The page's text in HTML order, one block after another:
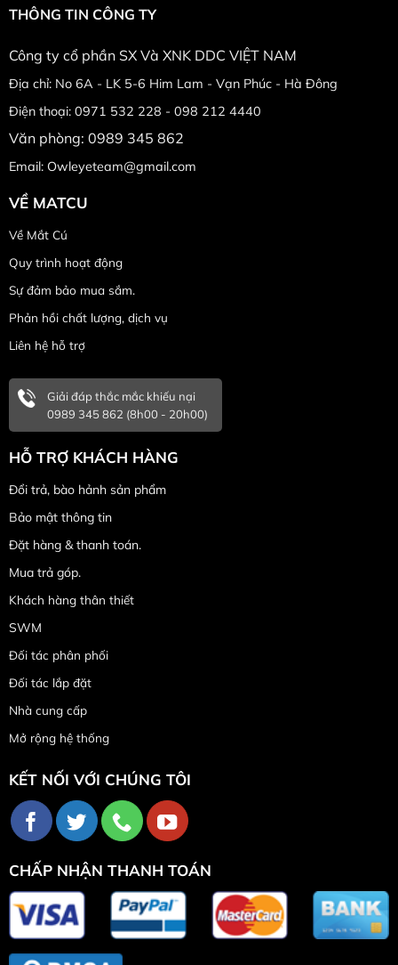
THÔNG TIN CÔNG TY
Công ty cổ phần SX Và XNK DDC VIỆT NAM
Địa chỉ: No 6A - LK 5-6 Him Lam - Vạn Phúc - Hà Đông
Điện thoại: 0971 532 228 - 098 212 4440
Văn phòng: 0989 345 862
Email: Owleyeteam@gmail.com
VỀ MATCU
Về Mắt Cú
Quy trình hoạt động
Sự đảm bảo mua sắm.
Phản hồi chất lượng, dịch vụ
Liên hệ hỗ trợ
Giải đáp thắc mắc khiếu nại
0989 345 862 (8h00 - 20h00)
HỖ TRỢ KHÁCH HÀNG
Đổi trả, bào hảnh sản phẩm
Bảo mật thông tin
Đặt hàng & thanh toán.
Mua trả góp.
Khách hàng thân thiết
SWM
Đối tác phân phối
Đối tác lắp đặt
Nhà cung cấp
Mở rộng hệ thống
KẾT NỐI VỚI CHÚNG TÔI
CHẤP NHẬN THANH TOÁN